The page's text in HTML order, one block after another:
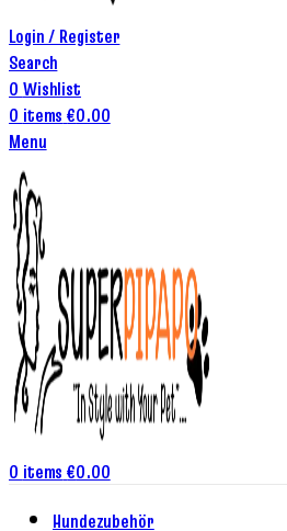
Login / Register
Search
0 Wishlist
0 items €0.00
Menu
0 items €0.00
Hundezubehör